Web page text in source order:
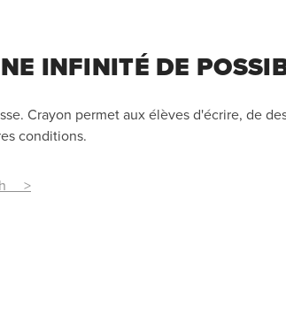
INFINITÉ DE
Crayon permet aux élèves d'écrire, de
conditions.
>